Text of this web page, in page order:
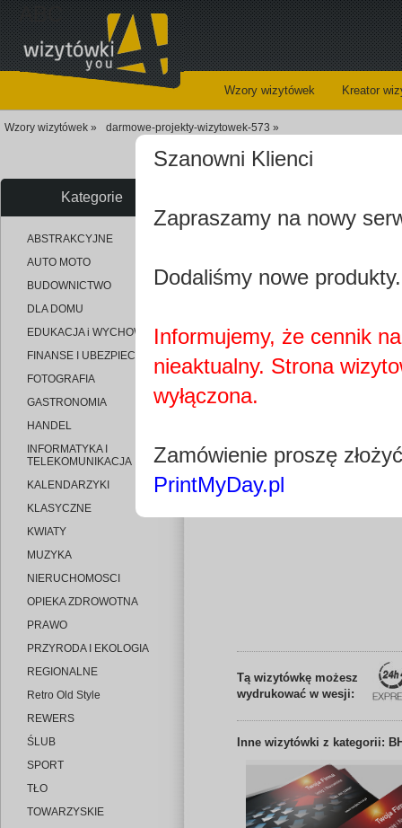
Wzory wizytówek Kreator
Wzory wizytówek » darmowe-projekty-wizytowek-573 »
Kategorie
ABSTRAKCYJNE
AUTO MOTO
BUDOWNICTWO
DLA DOMU
EDUKACJA i WYCHOWANIE
FINANSE I UBEZPIECZENIA
FOTOGRAFIA
GASTRONOMIA
HANDEL
INFORMATYKA I
TELEKOMUNIKACJA
KALENDARZYKI
KLASYCZNE
KWIATY
MUZYKA
NIERUCHOMOSCI
OPIEKA ZDROWOTNA
PRAWO
PRZYRODA I EKOLOGIA
REGIONALNE
Retro Old Style
REWERS
ŚLUB
SPORT
TŁO
TOWARZYSKIE
ABC
Edytuj
Tą wizytówkę możesz
wydrukować w wesji:
Inne wizytówki z kategorii:
Szanowni Klienci
Zapraszamy na nowy
Dodaliśmy nowe
Informujemy, że cennik
nieaktualny. Strona
wyłączona.
Zamówienie proszę
PrintMyDay.pl